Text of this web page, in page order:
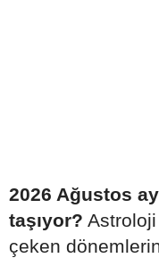
2026 Ağustos
taşıyor? Astroloji
çeken